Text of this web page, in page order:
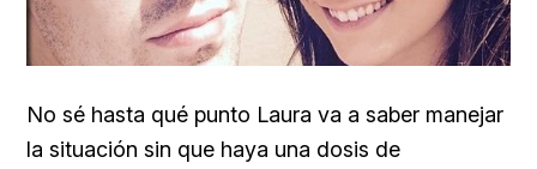
No sé hasta qué punto Laura va a saber manejar
la situación sin que haya una dosis de